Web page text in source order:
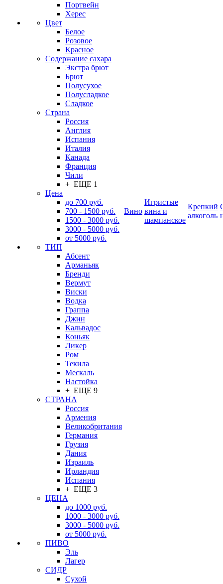
Портвейн
Херес
Цвет
Белое
Розовое
Красное
Содержание сахара
Экстра брют
Брют
Полусухое
Полусладкое
Сладкое
Страна
Россия
Англия
Испания
Италия
Канада
Франция
Чили
+ ЕЩЕ 1
Цена
до 700 руб.
700 - 1500 руб.
1500 - 3000 руб.
3000 - 5000 руб.
от 5000 руб.
ТИП
Абсент
Арманьяк
Бренди
Вермут
Виски
Водка
Граппа
Джин
Кальвадос
Коньяк
Ликер
Ром
Текила
Мескаль
Настойка
+ ЕЩЕ 9
СТРАНА
Россия
Армения
Великобритания
Германия
Грузия
Дания
Израиль
Ирландия
Испания
+ ЕЩЕ 3
ЦЕНА
до 1000 руб.
1000 - 3000 руб.
3000 - 5000 руб.
от 5000 руб.
ПИВО
Эль
Лагер
СИДР
Сухой
Вино
Игристые
вина и
шампанское
Крепкий
алкоголь